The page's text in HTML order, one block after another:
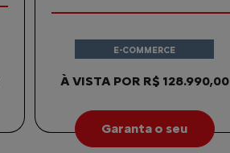
À VISTA POR R$ 128.990,00
E-COMMERCE
Garanta o seu